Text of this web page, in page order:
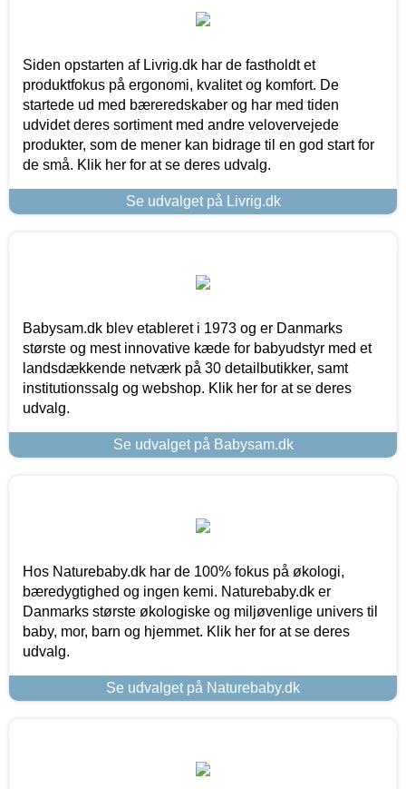
Siden opstarten af Livrig.dk har de fastholdt et
produktfokus på ergonomi, kvalitet og komfort. De
startede ud med bæreredskaber og har med tiden
udvidet deres sortiment med andre velovervejede
produkter, som de mener kan bidrage til en god start for
de små. Klik her for at se deres udvalg.
Se udvalget på Livrig.dk
Babysam.dk blev etableret i 1973 og er Danmarks
største og mest innovative kæde for babyudstyr med et
landsdækkende netværk på 30 detailbutikker, samt
institutionssalg og webshop. Klik her for at se deres
udvalg.
Se udvalget på Babysam.dk
Hos Naturebaby.dk har de 100% fokus på økologi,
bæredygtighed og ingen kemi. Naturebaby.dk er
Danmarks største økologiske og miljøvenlige univers til
baby, mor, barn og hjemmet. Klik her for at se deres
udvalg.
Se udvalget på Naturebaby.dk